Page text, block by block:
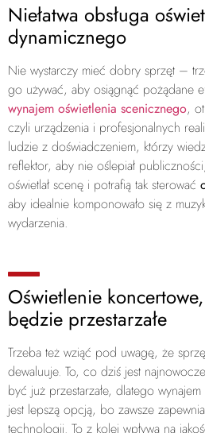
Niełatwa obsługa
dynamicznego
Nie wystarczy mieć dobry sprzęt –
go używać, aby osiągnąć pożądane
wynajem oświetlenia scenicznego,
czyli urządzenia i profesjonalnych
ludzie z doświadczeniem, którzy
reflektor, aby nie oślepiał
oświetlał scenę i potrafią tak sterować
aby idealnie komponowało się z
wydarzenia.
Oświetlenie
będzie przestarzałe
Trzeba też wziąć pod uwagę, że
dewaluuje. To, co dziś jest
być już przestarzałe, dlatego wynajem
jest lepszą opcją, bo zawsze
technologii. To z kolei wpływa na